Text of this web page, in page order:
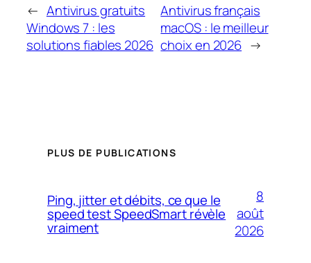
← Antivirus gratuits
Windows 7 : les
solutions fiables 2026
Antivirus français
macOS : le meilleur
choix en 2026 →
PLUS DE PUBLICATIONS
Ping, jitter et débits, ce que le
speed test SpeedSmart révèle
vraiment
8
août
2026